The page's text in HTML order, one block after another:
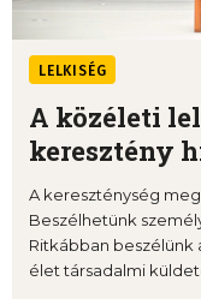
LELKISÉG
A közéleti
keresztény
A kereszténység
Beszélhetünk
Ritkábban beszélünk
élet társadalmi